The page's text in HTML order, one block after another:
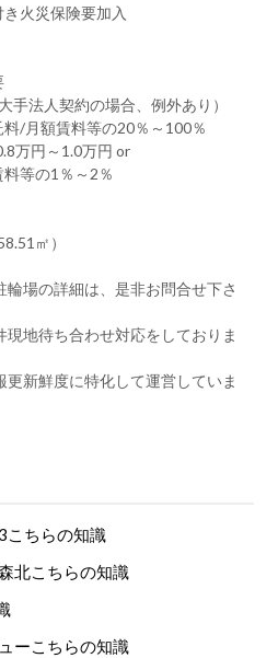
災保険要加入
法人契約の場合、例外あり）
月額賃料等の20％～100％
円～1.0万円 or
等の1％～2％
㎡）
場の詳細は、是非お問合せ下さ
地待ち合わせ対応をしておりま
新鮮度に特化して運営していま
こちらの知識
北こちらの知識
ーこちらの知識